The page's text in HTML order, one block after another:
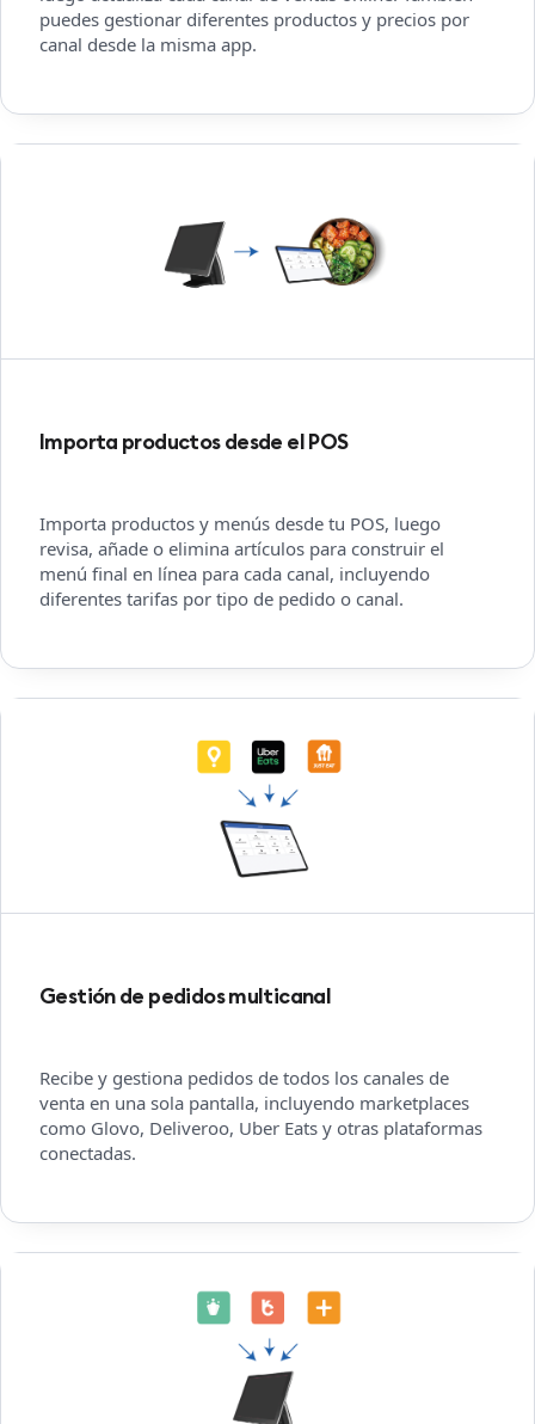
puedes gestionar diferentes productos y precios por
canal desde la misma app.
Importa productos desde el POS
Importa productos y menús desde tu POS, luego
revisa, añade o elimina artículos para construir el
menú final en línea para cada canal, incluyendo
diferentes tarifas por tipo de pedido o canal.
Gestión de pedidos multicanal
Recibe y gestiona pedidos de todos los canales de
venta en una sola pantalla, incluyendo marketplaces
como Glovo, Deliveroo, Uber Eats y otras plataformas
conectadas.